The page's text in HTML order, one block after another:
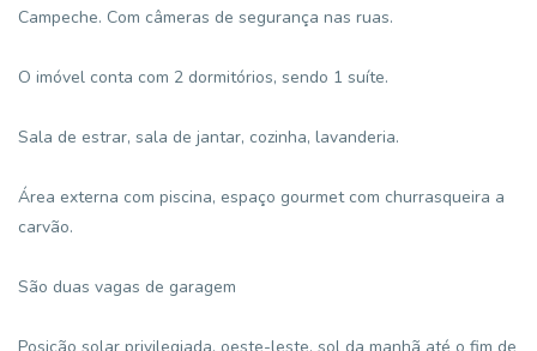
Campeche. Com câmeras de segurança nas ruas.
O imóvel conta com 2 dormitórios, sendo 1 suíte.
Sala de estrar, sala de jantar, cozinha, lavanderia.
Área externa com piscina, espaço gourmet com churrasqueira a
carvão.
São duas vagas de garagem